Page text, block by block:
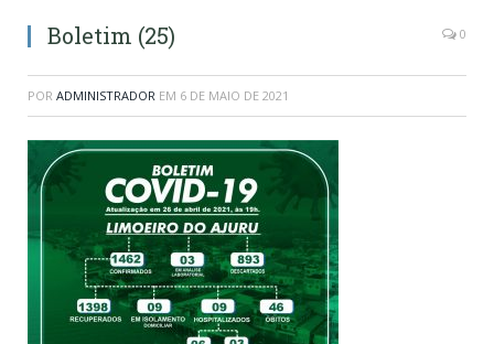
Boletim (25) 0
POR ADMINISTRADOR EM 6 DE MAIO DE 2021